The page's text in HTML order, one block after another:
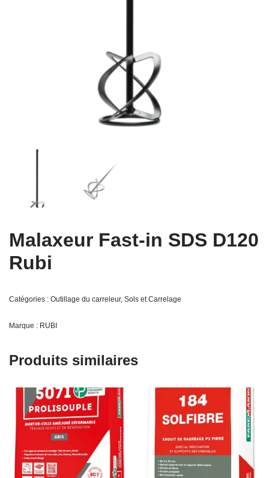
Malaxeur Fast-in SDS D120
Rubi
Catégories : Outillage du carreleur, Sols et Carrelage
Marque : RUBI
Produits similaires